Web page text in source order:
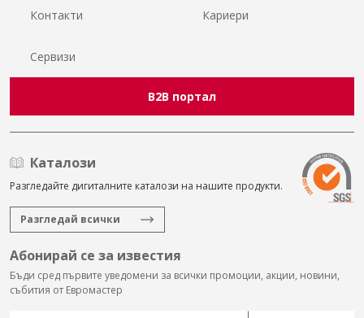
Контакти Кариери
Сервизи
B2B портал
Каталози
Разгледайте дигиталните каталози на нашите продукти.
Разгледай всички
Абонирай се за известия
Бъди сред първите уведомени за всички промоции, акции, новини,
събития от Евромастер